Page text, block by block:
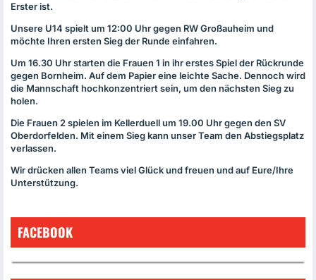
Erster ist.
Unsere U14 spielt um 12:00 Uhr gegen RW Großauheim und
möchte Ihren ersten Sieg der Runde einfahren.
Um 16.30 Uhr starten die Frauen 1 in ihr erstes Spiel der Rückrunde
gegen Bornheim. Auf dem Papier eine leichte Sache. Dennoch wird
die Mannschaft hochkonzentriert sein, um den nächsten Sieg zu
holen.
Die Frauen 2 spielen im Kellerduell um 19.00 Uhr gegen den SV
Oberdorfelden. Mit einem Sieg kann unser Team den Abstiegsplatz
verlassen.
Wir drücken allen Teams viel Glück und freuen und auf Eure/Ihre
Unterstützung.
FACEBOOK